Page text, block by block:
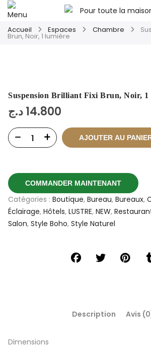
Accueil Espaces Chambre
Brun, Noir, 1 lumière
Suspension Brilliant Fixi Brun, Noir, 1
14.800د.ج
AJOUTER AU
COMMANDER MAINTENANT
Catégories : Boutique, Bureau, Bureaux,
Éclairage, Hôtels, LUSTRE, NEW,
Salon, Style Boho, Style Naturel
Description Avis
Dimensions